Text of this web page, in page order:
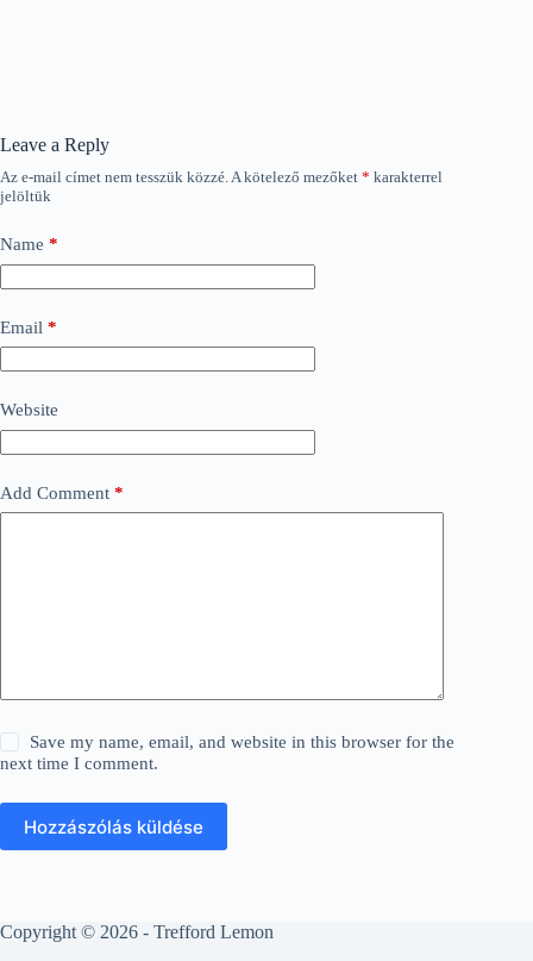
Leave a Reply
Az e-mail címet nem tesszük közzé.A kötelező mezőket * karakterrel
jelöltük
Name *
Email *
Website
Add Comment *
Save my name, email, and website in this browser for the
next time I comment.
Hozzászólás küldése
Copyright © 2026 - Trefford Lemon